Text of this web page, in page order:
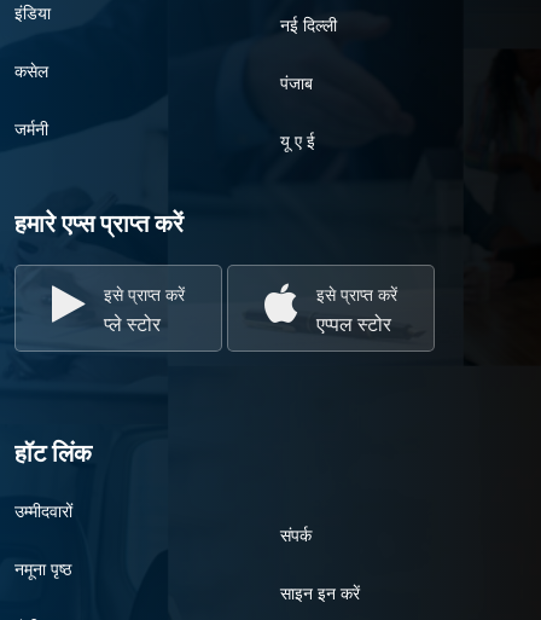
इंडिया
कसेल
जर्मनी
नई दिल्ली
पंजाब
यू ए ई
हमारे एप्स प्राप्त करें
इसे प्राप्त करें
प्ले स्टोर
इसे प्राप्त करें
एप्पल स्टोर
हॉट लिंक
उम्मीदवारों
नमूना पृष्ठ
संपर्क
साइन इन करें